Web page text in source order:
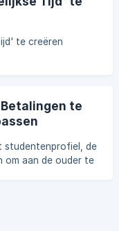
te creëren
te
studentenprofiel, de
om aan de ouder te